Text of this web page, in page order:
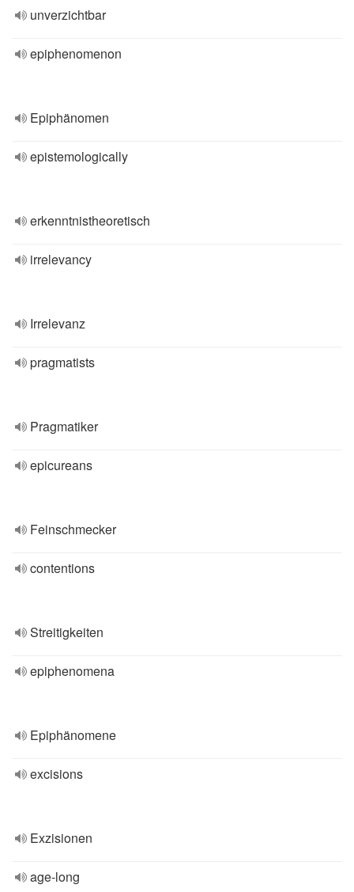
unverzichtbar
epiphenomenon
Epiphänomen
epistemologically
erkenntnistheoretisch
irrelevancy
Irrelevanz
pragmatists
Pragmatiker
epicureans
Feinschmecker
contentions
Streitigkeiten
epiphenomena
Epiphänomene
excisions
Exzisionen
age-long